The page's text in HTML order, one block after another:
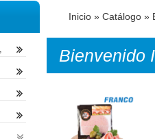
Inicio » Catálogo »
Bienvenido